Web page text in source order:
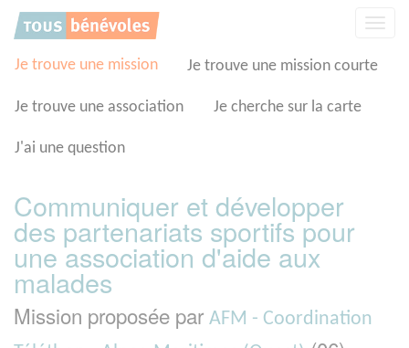
Je trouve une mission Je trouve une mission courte
Je trouve une association Je cherche sur la carte
J'ai une question
Communiquer et développer
des partenariats sportifs pour
une association d'aide aux
malades
Mission proposée par AFM - Coordination
Panneau de gestion des cookies